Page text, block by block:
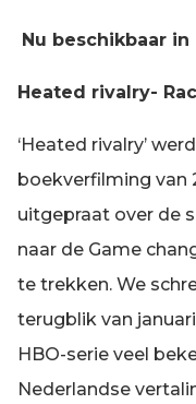
Nu beschikbaar
Heated rivalry-
‘Heated rivalry’
boekverfilming van
uitgepraat over de
naar de Game
te trekken. We
terugblik van
HBO-serie veel
Nederlandse